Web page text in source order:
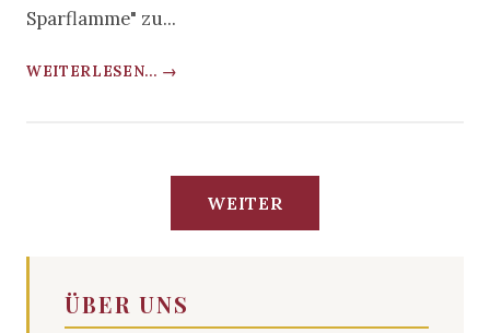
Sparflamme" zu...
WEITERLESEN... →
WEITER
ÜBER UNS